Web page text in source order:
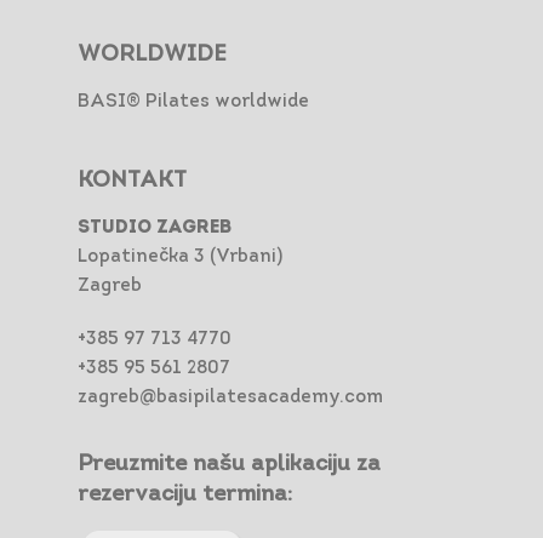
WORLDWIDE
BASI® Pilates worldwide
KONTAKT
STUDIO ZAGREB
Lopatinečka 3 (Vrbani)
Zagreb
+385 97 713 4770
+385 95 561 2807
zagreb@basipilatesacademy.com
Preuzmite našu aplikaciju za
rezervaciju termina: